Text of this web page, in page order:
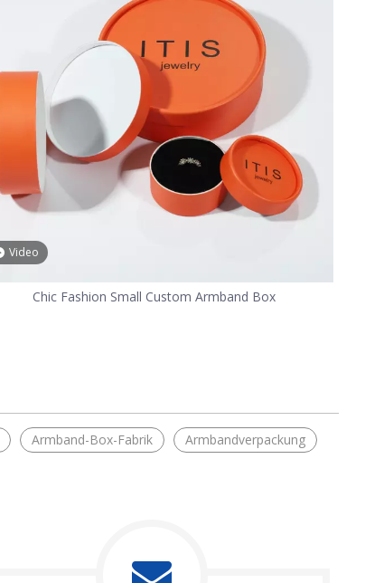
Video
Chic Fashion Small Custom Armband Box
Armband-Box-Fabrik
Armbandverpackung